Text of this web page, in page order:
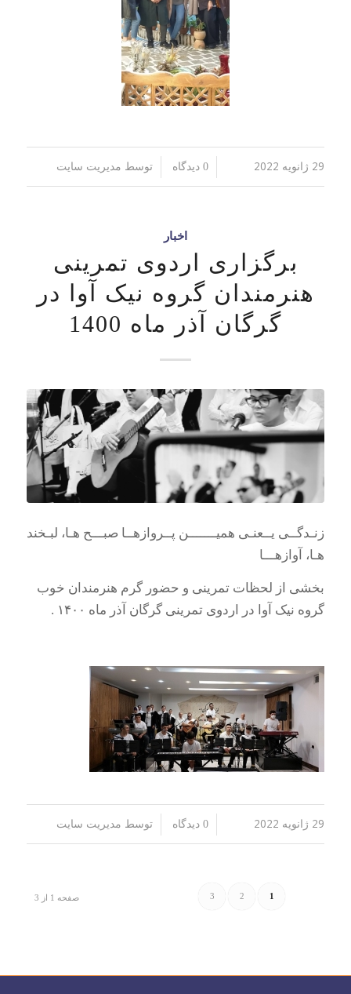
29 ژانویه 2022 / 0 دیدگاه توسط مدیریت سایت
اخبار
برگزاری اردوی تمرینی
هنرمندان گروه نیک آوا در
گرگان آذر ماه 1400
زنـدگــی یــعنـی همیـــــــن پــروازهــا صبـــح هـا، لبـخند
هـا، آوازهـــا
بخشی از لحظات تمرینی و حضور گرم هنرمندان خوب
گروه نیک آوا در اردوی تمرینی گرگان آذر ماه ۱۴۰۰ .
29 ژانویه 2022 / 0 دیدگاه توسط مدیریت سایت
صفحه 1 از 3 1
2
3